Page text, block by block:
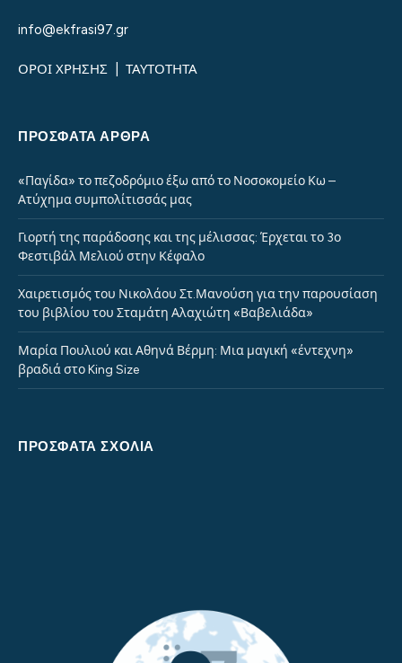
info@ekfrasi97.gr
ΟΡΟΙ ΧΡΗΣΗΣ ΤΑΥΤΟΤΗΤΑ
ΠΡΌΣΦΑΤΑ ΆΡΘΡΑ
«Παγίδα» το πεζοδρόμιο έξω από το Νοσοκομείο Κω –
Ατύχημα συμπολίτισσάς μας
Γιορτή της παράδοσης και της μέλισσας: Έρχεται το 3ο
Φεστιβάλ Μελιού στην Κέφαλο
Χαιρετισμός του Νικολάου Στ.Μανούση για την παρουσίαση
του βιβλίου του Σταμάτη Αλαχιώτη «Βαβελιάδα»
Μαρία Πουλιού και Αθηνά Βέρμη: Μια μαγική «έντεχνη»
βραδιά στο King Size
ΠΡΌΣΦΑΤΑ ΣΧΌΛΙΑ